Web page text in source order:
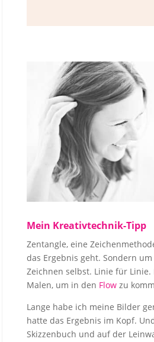
Mein Kreativtechnik-Tipp
Zentangle, eine
das Ergebnis geht. Sondern
Zeichnen selbst. Linie für
Malen, um in den Flowzu
Lange habe ich meine Bilder
hatte das Ergebnis im Kopf.
Skizzenbuch und auf der